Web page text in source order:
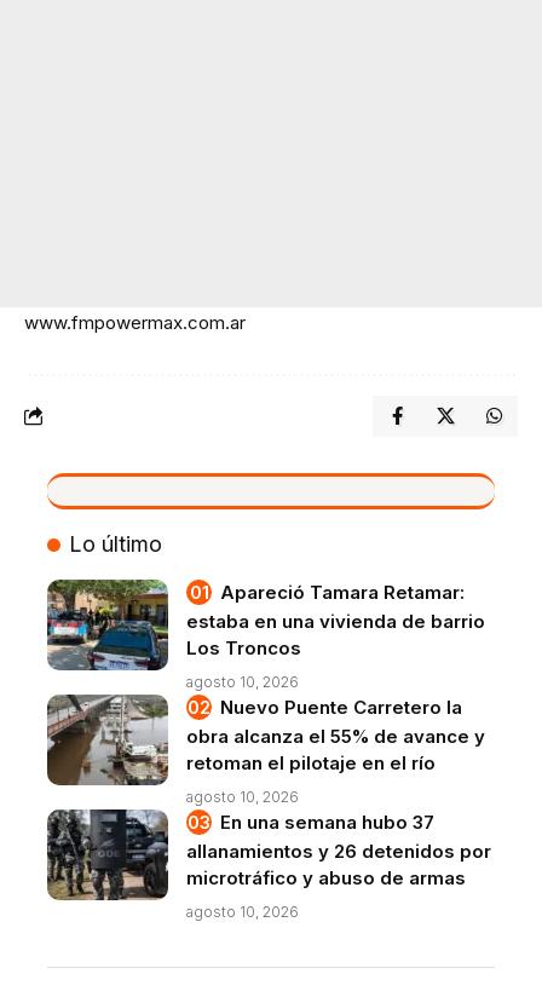
www.fmpowermax.com.ar
VIVO
Lo último
Apareció Tamara Retamar:
estaba en una vivienda de barrio
Los Troncos
agosto 10, 2026
Nuevo Puente Carretero la
obra alcanza el 55% de avance y
retoman el pilotaje en el río
agosto 10, 2026
En una semana hubo 37
allanamientos y 26 detenidos por
microtráfico y abuso de armas
agosto 10, 2026